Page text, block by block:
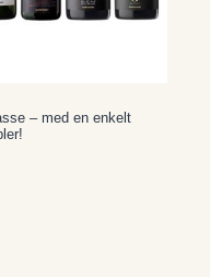
– med en enkelt